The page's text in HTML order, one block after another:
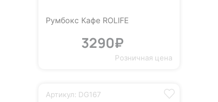
Румбокс Кафе ROLIFE
3290₽
Розничная цена
Артикул: DG167